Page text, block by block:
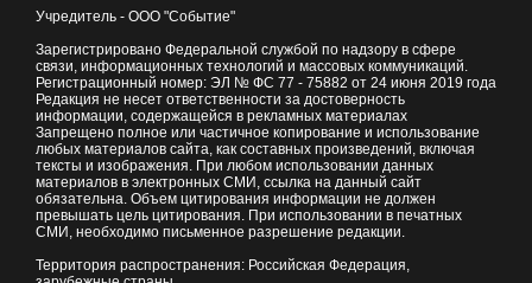
Учредитель - ООО "Событие"
Зарегистрировано Федеральной службой по надзору в сфере
связи, информационных технологий и массовых коммуникаций.
Регистрационный номер: ЭЛ № ФС 77 - 75882 от 24 июня 2019 года
Редакция не несет ответственности за достоверность
информации, содержащейся в рекламных материалах
Запрещено полное или частичное копирование и использование
любых материалов сайта, как составных произведений, включая
тексты и изображения. При любом использовании данных
материалов в электронных СМИ, ссылка на данный сайт
обязательна. Объем цитирования информации не должен
превышать цель цитирования. При использовании в печатных
СМИ, необходимо письменное разрешение редакции.
Территория распространения: Российская Федерация,